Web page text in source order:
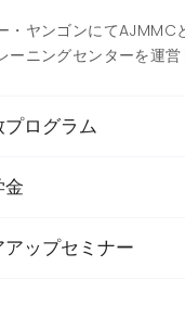
・ヤンゴンにてAJMMC
ーニングセンターを運営
ログラム
ップセミナー